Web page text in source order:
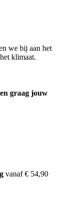
we bij aan het
klimaat.
graag jouw
vanaf € 54,90